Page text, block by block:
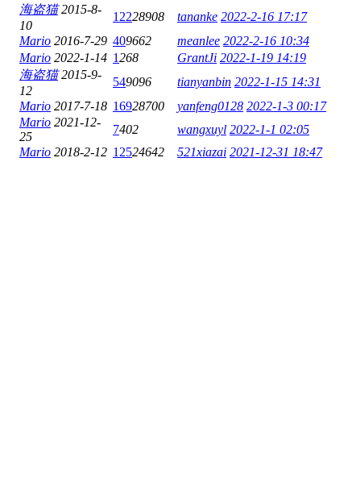
海盗猫 2015-8-
10
12228908 tananke 2022-2-16 17:17
Mario 2016-7-29 409662 meanlee 2022-2-16 10:34
Mario 2022-1-14 1268 GrantJi 2022-1-19 14:19
海盗猫 2015-9-
12
549096 tianyanbin 2022-1-15 14:31
Mario 2017-7-18 16928700 yanfeng0128 2022-1-3 00:17
Mario 2021-12-
25
7402 wangxuyl 2022-1-1 02:05
Mario 2018-2-12 12524642 521xiazai 2021-12-31 18:47